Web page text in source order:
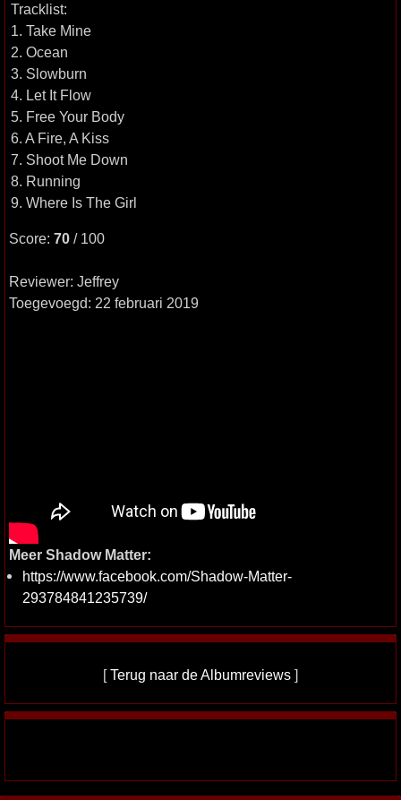
Tracklist:
1. Take Mine
2. Ocean
3. Slowburn
4. Let It Flow
5. Free Your Body
6. A Fire, A Kiss
7. Shoot Me Down
8. Running
9. Where Is The Girl
Score: 70 / 100
Reviewer: Jeffrey
Toegevoegd: 22 februari 2019
Meer Shadow Matter:
https://www.facebook.com/Shadow-Matter-
293784841235739/
[Terug naar de Albumreviews ]